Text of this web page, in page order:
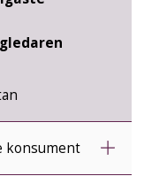
konsument